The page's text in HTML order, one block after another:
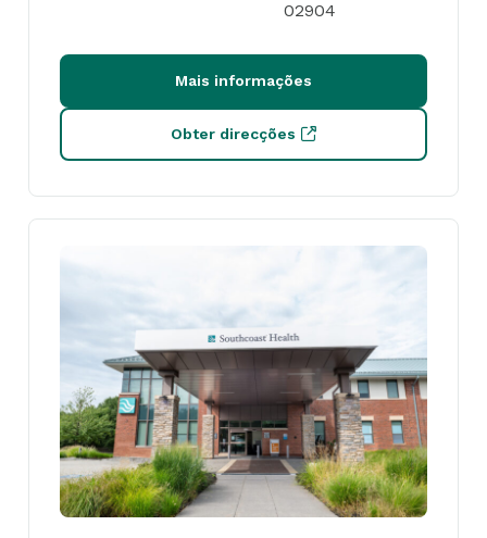
02904
Mais informações
Obter direcções